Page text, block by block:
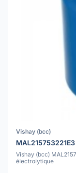
Vishay (bcc)
MAL215753221E3
Vishay (bcc)
électrolytique